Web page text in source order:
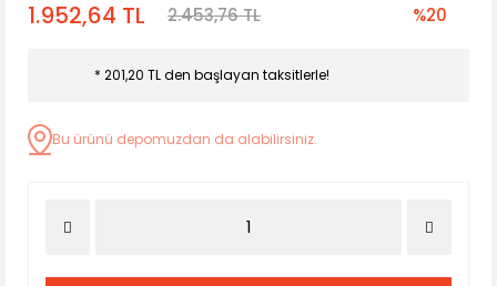
1.952,64 TL 2.453,76 TL %20
* 201,20 TL den başlayan taksitlerle!
Bu ürünü depomuzdan da alabilirsiniz.